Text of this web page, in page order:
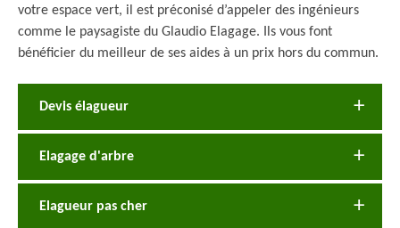
votre espace vert, il est préconisé d’appeler des ingénieurs
comme le paysagiste du Glaudio Elagage. Ils vous font
bénéficier du meilleur de ses aides à un prix hors du commun.
Devis élagueur
Elagage d'arbre
Elagueur pas cher